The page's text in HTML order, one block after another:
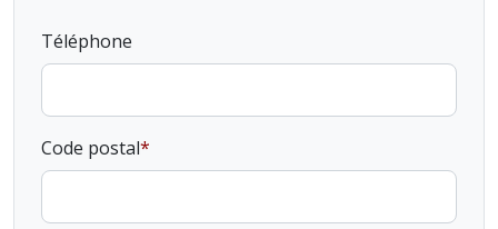
Téléphone
Code postal